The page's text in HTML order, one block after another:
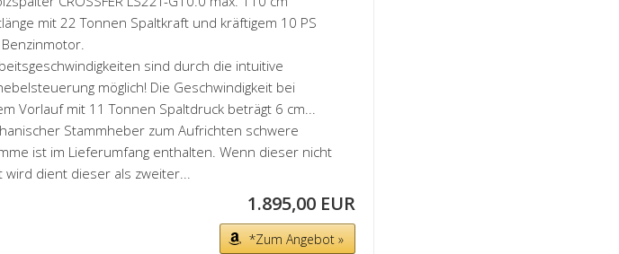
mit 22 Tonnen Spaltkraft und kräftigem 10 PS
Benzinmotor.
sind durch die intuitive
möglich! Die Geschwindigkeit bei
Vorlauf mit 11 Tonnen Spaltdruck beträgt 6 cm...
Stammheber zum Aufrichten schwere
ist im Lieferumfang enthalten. Wenn dieser nicht
wird dient dieser als zweiter...
1.895,00 EUR
*Zum Angebot »